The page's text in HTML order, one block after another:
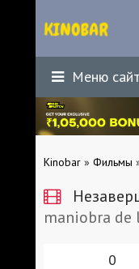
Меню
Kinobar » Фильмы
maniobra
0